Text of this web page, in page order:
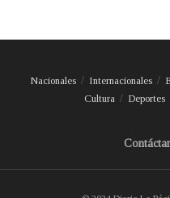
Nacionales Internacionales
Cultura
Deportes